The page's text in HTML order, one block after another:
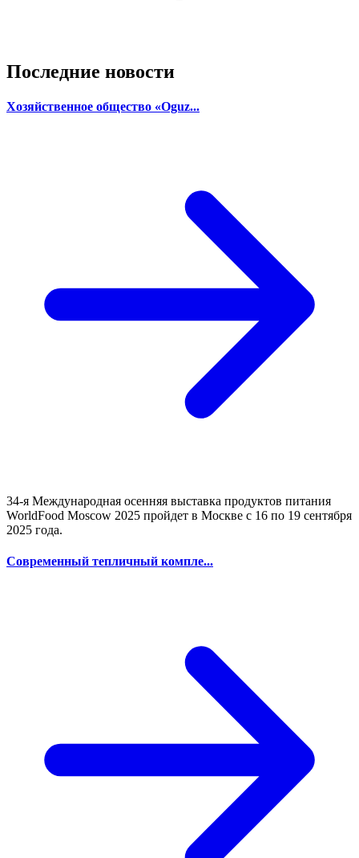
Последние новости
Хозяйственное общество «Oguz...
34-я Международная осенняя выставка продуктов питания
WorldFood Moscow 2025 пройдет в Москве с 16 по 19 сентября
2025 года.
Современный тепличный компле...